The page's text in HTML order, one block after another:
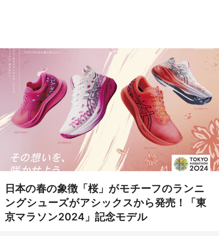
日本の春の象徴「桜」がモチーフのランニ
ングシューズがアシックスから発売！「東
京マラソン2024」記念モデル